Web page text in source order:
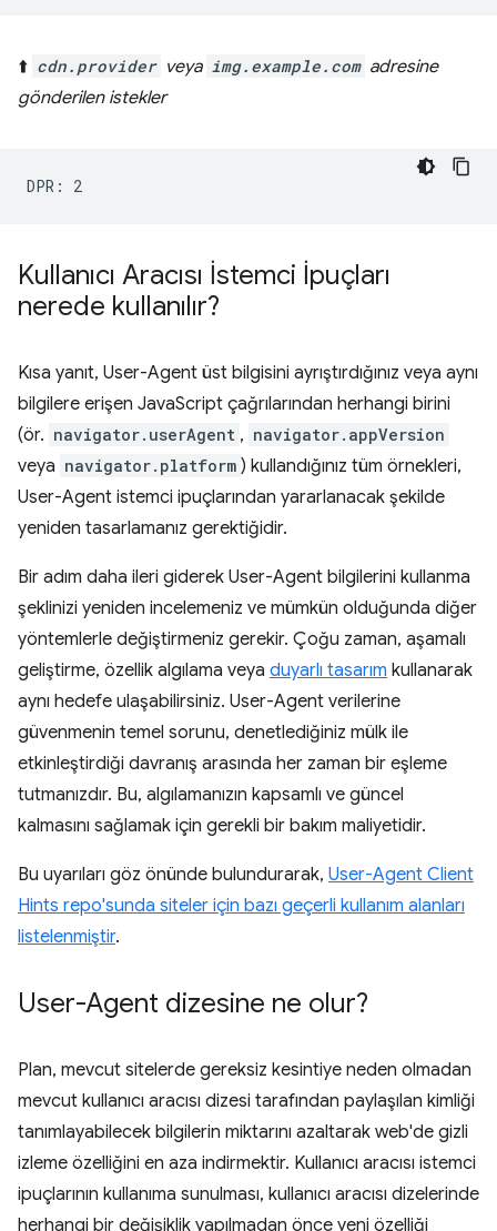
⬆️ cdn.provider veya img.example.com adresine
gönderilen istekler
Kullanıcı Aracısı İstemci İpuçları
nerede kullanılır?
Kısa yanıt, User-Agent üst bilgisini ayrıştırdığınız veya aynı
bilgilere erişen JavaScript çağrılarından herhangi birini
(ör. navigator.userAgent , navigator.appVersion
veya navigator.platform ) kullandığınız tüm örnekleri,
User-Agent istemci ipuçlarından yararlanacak şekilde
yeniden tasarlamanız gerektiğidir.
Bir adım daha ileri giderek User-Agent bilgilerini kullanma
şeklinizi yeniden incelemeniz ve mümkün olduğunda diğer
yöntemlerle değiştirmeniz gerekir. Çoğu zaman, aşamalı
geliştirme, özellik algılama veya duyarlı tasarım kullanarak
aynı hedefe ulaşabilirsiniz. User-Agent verilerine
güvenmenin temel sorunu, denetlediğiniz mülk ile
etkinleştirdiği davranış arasında her zaman bir eşleme
tutmanızdır. Bu, algılamanızın kapsamlı ve güncel
kalmasını sağlamak için gerekli bir bakım maliyetidir.
Bu uyarıları göz önünde bulundurarak, User-Agent Client
Hints repo'sunda siteler için bazı geçerli kullanım alanları
listelenmiştir.
User-Agent dizesine ne olur?
Plan, mevcut sitelerde gereksiz kesintiye neden olmadan
mevcut kullanıcı aracısı dizesi tarafından paylaşılan kimliği
tanımlayabilecek bilgilerin miktarını azaltarak web'de gizli
izleme özelliğini en aza indirmektir. Kullanıcı aracısı istemci
ipuçlarının kullanıma sunulması, kullanıcı aracısı dizelerinde
herhangi bir değişiklik yapılmadan önce yeni özelliği